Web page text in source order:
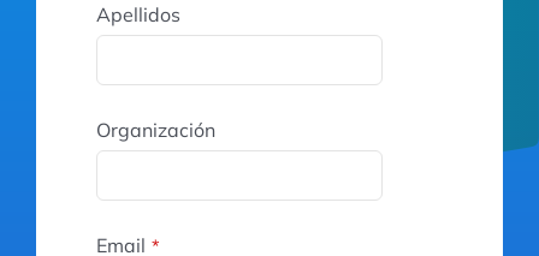
Apellidos
Organización
Email *